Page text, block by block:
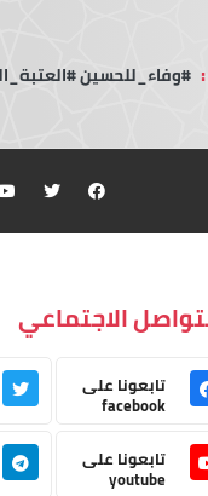
: #وفاء_للحسين
الاجتماعي
تابعونا على
facebook
تابعونا على
youtube